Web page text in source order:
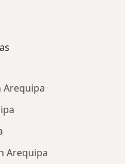
Arequipa
Arequipa